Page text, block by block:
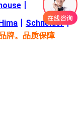
Schneider丨
牌。品质保障